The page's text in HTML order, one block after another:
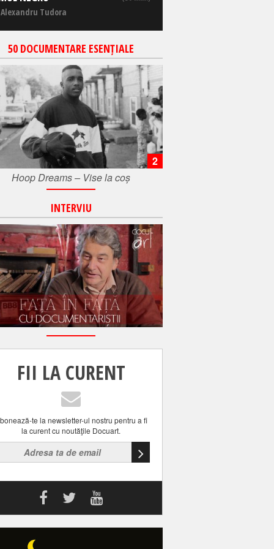
Tudora
50 DOCUMENTARE ESENȚIALE
Hoop Dreams – Vise la coș
2
INTERVIU
FII LA CURENT
te la newsletter-ul nostru pentru a fi
la curent cu noutăţile Docuart.